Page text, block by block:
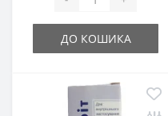
ДО КОШИКА